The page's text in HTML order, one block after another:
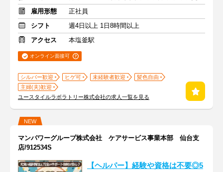
雇用形態
正社員
シフト
週4日以上 1日8時間以上
アクセス
本塩釜駅
オンライン面接可
シルバー歓迎 ヒゲ可 未経験者歓迎
髪色自由
主婦(夫)歓迎
ユースタイルラボラトリー株式会社の求人一覧を見る
NEW
マンパワーグループ株式会社 ケアサービス事業本部 仙台支
店/912534S
【ヘルパー】経験や資格は不要◎5